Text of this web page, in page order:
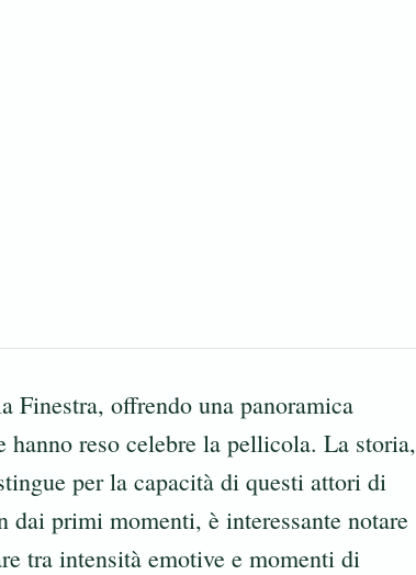
Finestra, offrendo una panoramica
reso celebre la pellicola. La storia,
per la capacità di questi attori di
primi momenti, è interessante notare
tra intensità emotive e momenti di